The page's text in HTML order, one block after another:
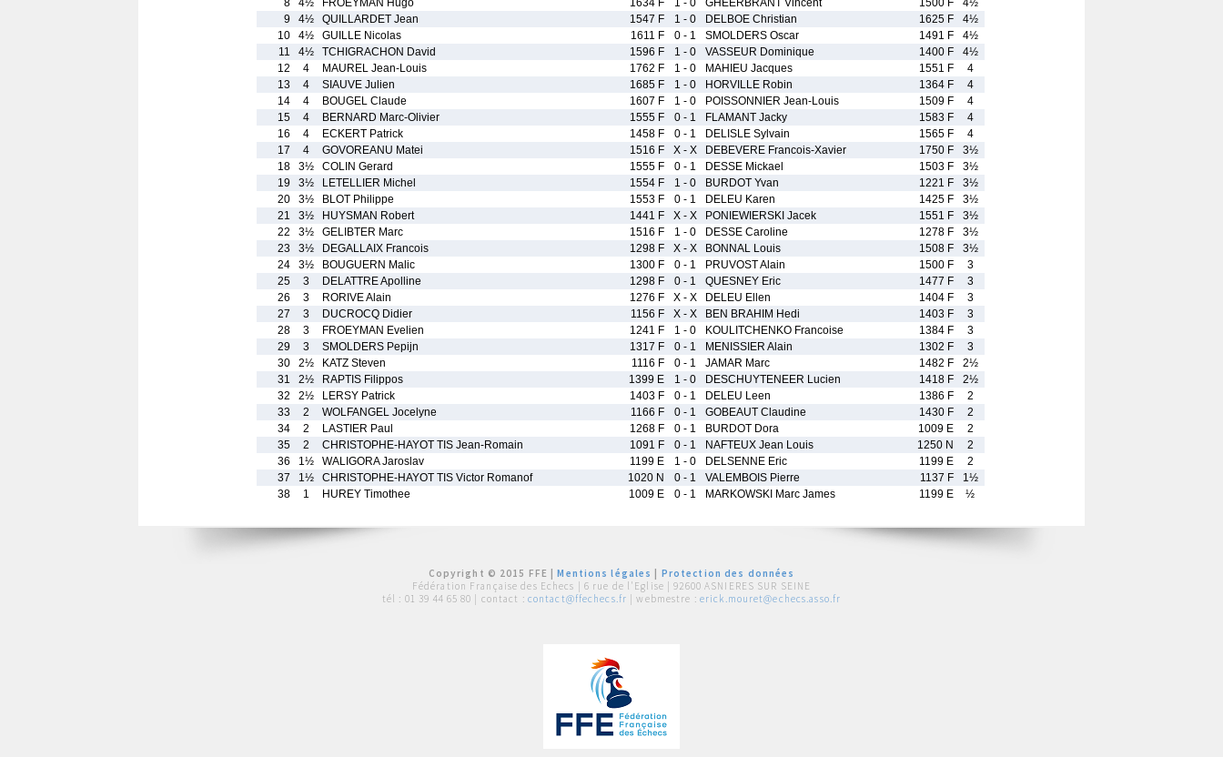
8
4½ FROEYMAN Hugo 1634 F 1 - 0 GHEERBRANT Vincent 1500 F
4½
9
4½ QUILLARDET Jean 1547 F 1 - 0 DELBOE Christian 1625 F
4½
10
4½ GUILLE Nicolas 1611 F 0 - 1 SMOLDERS Oscar 1491 F
4½
11
4½ TCHIGRACHON David 1596 F 1 - 0 VASSEUR Dominique 1400 F
4½
12
4 MAUREL Jean-Louis 1762 F 1 - 0 MAHIEU Jacques 1551 F
4
13
4 SIAUVE Julien 1685 F 1 - 0 HORVILLE Robin 1364 F
4
14
4 BOUGEL Claude 1607 F 1 - 0 POISSONNIER Jean-Louis 1509 F
4
15
4 BERNARD Marc-Olivier 1555 F 0 - 1 FLAMANT Jacky 1583 F
4
16
4 ECKERT Patrick 1458 F 0 - 1 DELISLE Sylvain 1565 F
4
17
4 GOVOREANU Matei 1516 F X - X DEBEVERE Francois-Xavier 1750 F
3½
18
3½ COLIN Gerard 1555 F 0 - 1 DESSE Mickael 1503 F
3½
19
3½ LETELLIER Michel 1554 F 1 - 0 BURDOT Yvan 1221 F
3½
20
3½ BLOT Philippe 1553 F 0 - 1 DELEU Karen 1425 F
3½
21
3½ HUYSMAN Robert 1441 F X - X PONIEWIERSKI Jacek 1551 F
3½
22
3½ GELIBTER Marc 1516 F 1 - 0 DESSE Caroline 1278 F
3½
23
3½ DEGALLAIX Francois 1298 F X - X BONNAL Louis 1508 F
3½
24
3½ BOUGUERN Malic 1300 F 0 - 1 PRUVOST Alain 1500 F
3
25
3 DELATTRE Apolline 1298 F 0 - 1 QUESNEY Eric 1477 F
3
26
3 RORIVE Alain 1276 F X - X DELEU Ellen 1404 F
3
27
3 DUCROCQ Didier 1156 F X - X BEN BRAHIM Hedi 1403 F
3
28
3 FROEYMAN Evelien 1241 F 1 - 0 KOULITCHENKO Francoise 1384 F
3
29
3 SMOLDERS Pepijn 1317 F 0 - 1 MENISSIER Alain 1302 F
3
30
2½ KATZ Steven 1116 F 0 - 1 JAMAR Marc 1482 F
2½
31
2½ RAPTIS Filippos 1399 E 1 - 0 DESCHUYTENEER Lucien 1418 F
2½
32
2½ LERSY Patrick 1403 F 0 - 1 DELEU Leen 1386 F
2
33
2 WOLFANGEL Jocelyne 1166 F 0 - 1 GOBEAUT Claudine 1430 F
2
34
2 LASTIER Paul 1268 F 0 - 1 BURDOT Dora 1009 E
2
35
2 CHRISTOPHE-HAYOT TIS Jean-Romain 1091 F 0 - 1 NAFTEUX Jean Louis 1250 N
2
36
1½ WALIGORA Jaroslav 1199 E 1 - 0 DELSENNE Eric 1199 E
2
37
1½ CHRISTOPHE-HAYOT TIS Victor Romanof 1020 N 0 - 1 VALEMBOIS Pierre 1137 F
1½
38
1 HUREY Timothee 1009 E 0 - 1 MARKOWSKI Marc James 1199 E ½
Copyright © 2015 FFE |Mentions légales
Protection des données
Fédération Française des Echecs | 6 rue de l'Eglise | 92600 ASNIERES SUR SEINE
tél : 01 39 44 65 80 | contact : contact@ffechecs.fr | webmestre : erick.mouret@echecs.asso.fr